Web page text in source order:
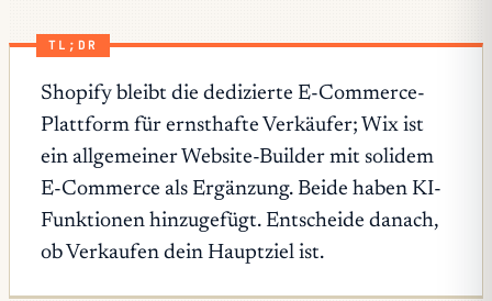
TL;DR
Shopify bleibt die dedizierte E-Commerce-
Plattform für ernsthafte Verkäufer; Wix ist
ein allgemeiner Website-Builder mit solidem
E-Commerce als Ergänzung. Beide haben KI-
Funktionen hinzugefügt. Entscheide danach,
ob Verkaufen dein Hauptziel ist.